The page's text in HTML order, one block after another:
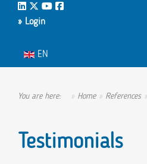
LinkedIn
Twitter
Youtube
Facebook
» Login
Select your language
EN
You are here: Home References
Testimonials